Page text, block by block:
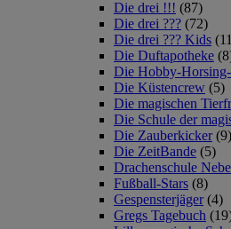
Die drei !!! (87)
Die drei ??? (72)
Die drei ??? Kids
Die Duftapotheke
Die Hobby-
Die Küstencrew (5)
Die magischen
Die Schule der
Die Zauberkicker (9)
Die ZeitBande (5)
Drachenschule
Fußball-Stars (8)
Gespensterjäger (4)
Gregs Tagebuch